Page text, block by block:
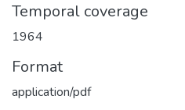
Temporal coverage
1964
Format
application/pdf